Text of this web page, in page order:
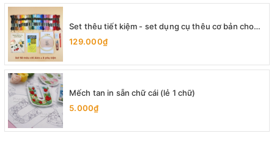
Set thêu tiết kiệm - set dụng cụ thêu cơ bản cho
người mới bắt đầu
129.000₫
Mếch tan in sẵn chữ cái (lẻ 1 chữ)
5.000₫